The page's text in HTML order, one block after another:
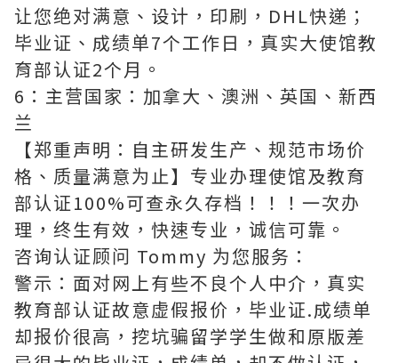
让您绝对满意、设计，印刷，DHL快递；
毕业证、成绩单7个工作日，真实大使馆教
育部认证2个月。
6：主营国家：加拿大、澳洲、英国、新西
兰
【郑重声明：自主研发生产、规范市场价
格、质量满意为止】专业办理使馆及教育
部认证100%可查永久存档！！！一次办
理，终生有效，快速专业，诚信可靠。
咨询认证顾问 Tommy 为您服务：
警示：面对网上有些不良个人中介，真实
教育部认证故意虚假报价，毕业证.成绩单
却报价很高，挖坑骗留学学生做和原版差